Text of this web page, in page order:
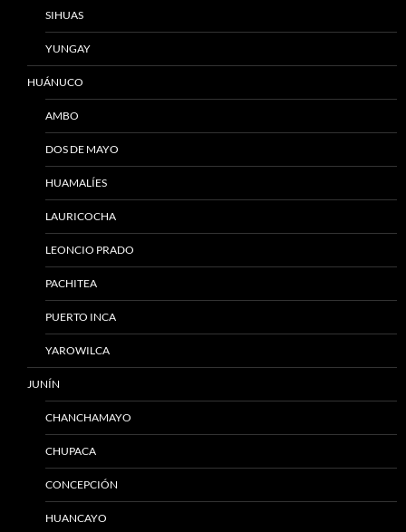
SIHUAS
YUNGAY
HUÁNUCO
AMBO
DOS DE MAYO
HUAMALÍES
LAURICOCHA
LEONCIO PRADO
PACHITEA
PUERTO INCA
YAROWILCA
JUNÍN
CHANCHAMAYO
CHUPACA
CONCEPCIÓN
HUANCAYO